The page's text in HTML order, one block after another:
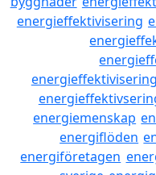
energieffektivisering
energiemenskap
energiflöden
energiföretagen